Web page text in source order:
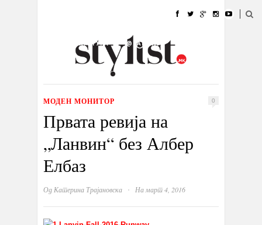
УБАВИНА
КУЛТУРА @РАБОТА
ИЗЛОГ
МОДЕН МОНИТОР 0
Првата ревија на
„Ланвин“ без Албер
Елбаз
Од Катерина Трајановска · На март 4, 2016